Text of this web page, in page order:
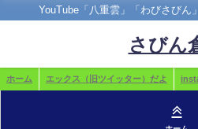
YouTube「八重雲」「わびさびん
さびん
ホーム エックス（旧ツイッター）だよ